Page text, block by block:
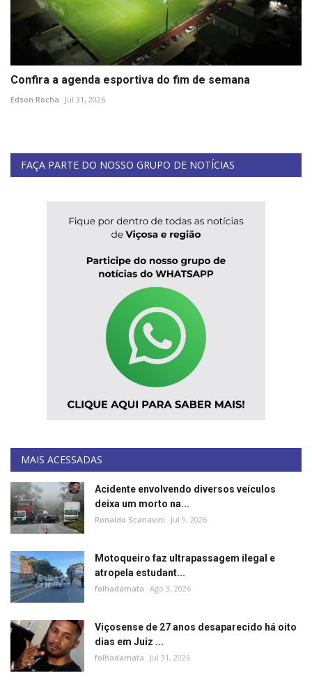
Confira a agenda esportiva do fim de semana
Edson Rocha Jul 31, 2026
FAÇA PARTE DO NOSSO GRUPO DE NOTÍCIAS
MAIS ACESSADAS
Acidente envolvendo diversos veículos
deixa um morto na...
Ronaldo Scanavini Jul 9, 2026
Motoqueiro faz ultrapassagem ilegal e
atropela estudant...
folhadamata Ago 3, 2026
Viçosense de 27 anos desaparecido há oito
dias em Juiz ...
folhadamata Jul 31, 2026